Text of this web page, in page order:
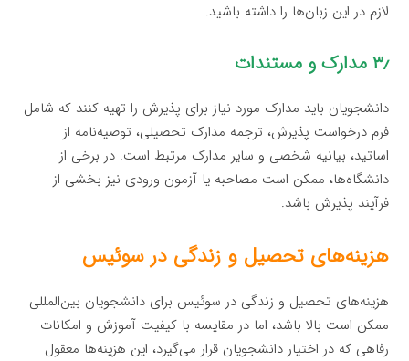
لازم در این زبان‌ها را داشته باشید.
۳٫ مدارک و مستندات
دانشجویان باید مدارک مورد نیاز برای پذیرش را تهیه کنند که شامل
فرم درخواست پذیرش، ترجمه مدارک تحصیلی، توصیه‌نامه از
اساتید، بیانیه شخصی و سایر مدارک مرتبط است. در برخی از
دانشگاه‌ها، ممکن است مصاحبه یا آزمون ورودی نیز بخشی از
فرآیند پذیرش باشد.
هزینه‌های تحصیل و زندگی در سوئیس
هزینه‌های تحصیل و زندگی در سوئیس برای دانشجویان بین‌المللی
ممکن است بالا باشد، اما در مقایسه با کیفیت آموزش و امکانات
رفاهی که در اختیار دانشجویان قرار می‌گیرد، این هزینه‌ها معقول